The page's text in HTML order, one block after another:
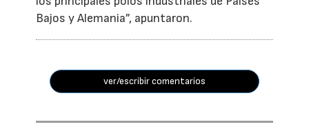
Bajos y Alemania”, apuntaron.
ver/escribir comentarios